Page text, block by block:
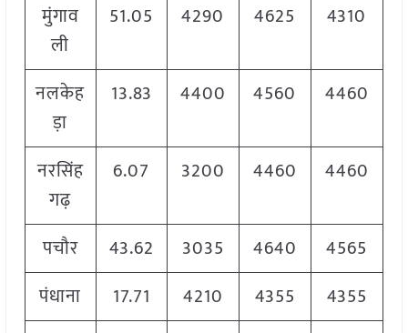
मुंगाव
ली
51.05 4290 4625 4310
नलकेह
ड़ा
13.83 4400 4560 4460
नरसिंह
गढ़
6.07 3200 4460 4460
पचौर 43.62 3035 4640
4565
पंधाना
17.71 4210 4355
4355